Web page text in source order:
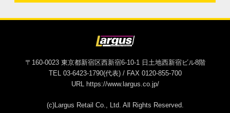
〒160-0023 東京都新宿区西新宿6-10-1 日土地西新宿ビル8階
TEL 03-6423-1790(代表) / FAX 0120-855-700
URL https://www.largus.co.jp/
(c)Largus Retail Co., Ltd. All Rights Reserved.